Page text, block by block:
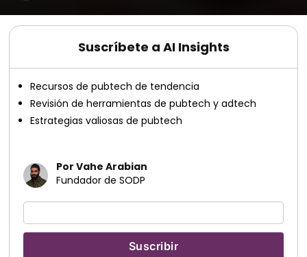
Suscríbete a AI Insights
Recursos de pubtech de tendencia
Revisión de herramientas de pubtech y adtech
Estrategias valiosas de pubtech
Por Vahe Arabian
Fundador de SODP